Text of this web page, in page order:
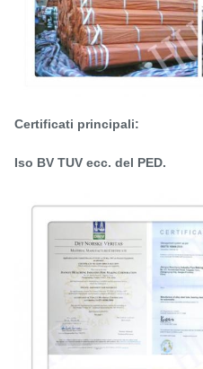
Certificati principali:
Iso BV TUV ecc. del PED.